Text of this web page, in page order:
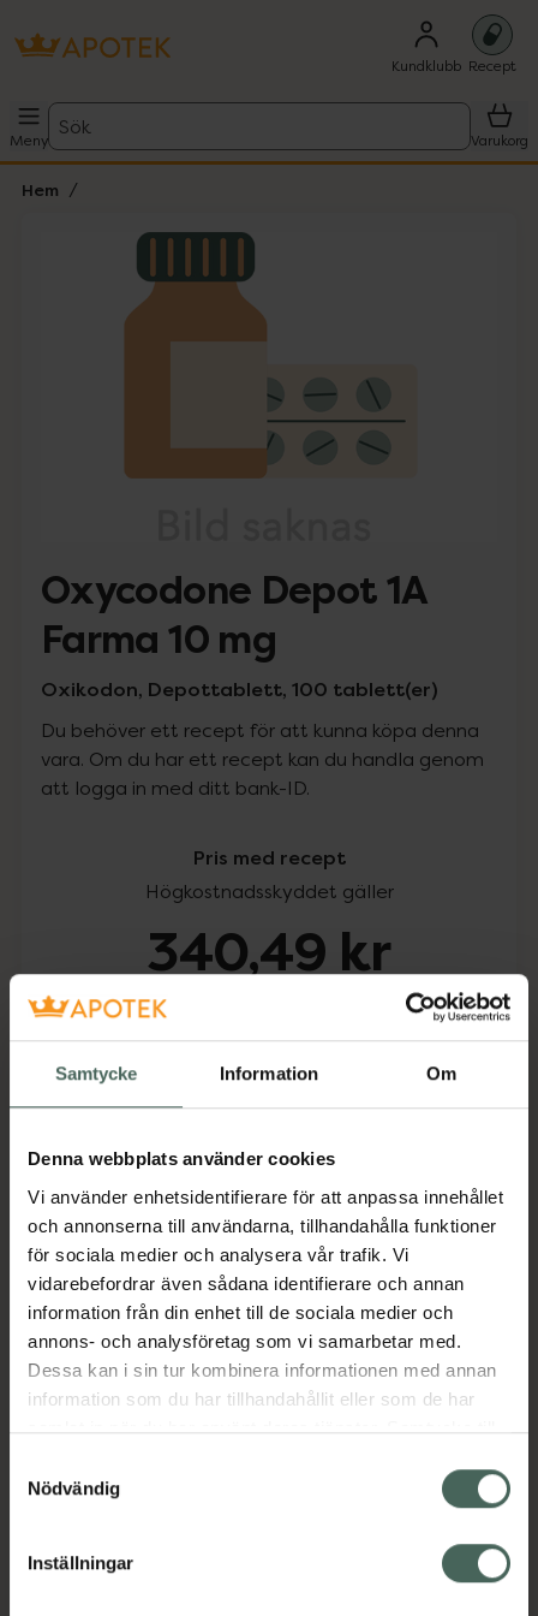
Samtycke Information Om
Denna webbplats använder cookies
Vi använder enhetsidentifierare för att anpassa innehållet
och annonserna till användarna, tillhandahålla funktioner
för sociala medier och analysera vår trafik. Vi
vidarebefordrar även sådana identifierare och annan
information från din enhet till de sociala medier och
annons- och analysföretag som vi samarbetar med.
Dessa kan i sin tur kombinera informationen med annan
information som du har tillhandahållit eller som de har
samlat in när du har använt deras tjänster. Samtycke till
återkalla ditt samtycke via webbplatsens
cookieinställningar. Ett återkallat samtycke påverkar inte
lagligheten av behandling som skett innan återkallelsen.
Nödvändig
Inställningar
Kundklubb Recept
Meny
Sök
Varukorg
Hem
Lista: . Innehåller 1 objekt.
Oxycodone Depot 1A
Farma 10 mg
Oxikodon, Depottablett, 100 tablett(er)
Du behöver ett recept för att kunna köpa denna
vara. Om du har ett recept kan du handla genom
att logga in med ditt bank-ID.
Pris med recept
Högkostnadsskyddet gäller
340,49 kr
Köp via ditt recept
Aktuella erbjudanden
Beskrivning Dölj
Läs alltid bipacksedeln innan
användning.
EAN:07046260564138
Bipacksedel från FASS Visa